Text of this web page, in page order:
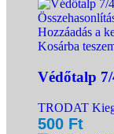
Hozzáadás a
Kosárba
Védőtalp
TRODAT
500 Ft